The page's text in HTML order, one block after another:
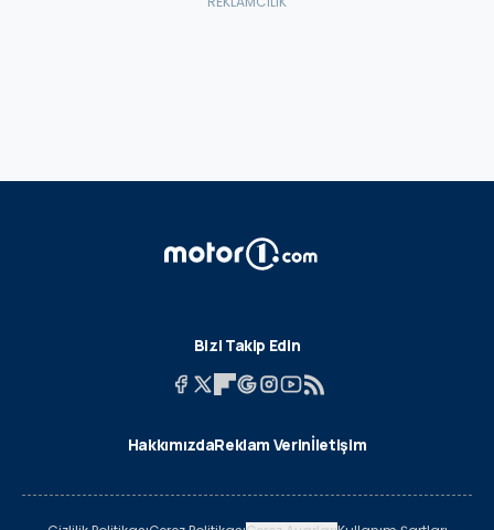
Bizi Takip Edin
HakkımızdaReklam Verinİletişim